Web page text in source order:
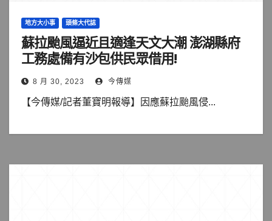
地方大小事 頭條大代誌
蘇拉颱風逼近且適逢天文大潮 澎湖縣府
工務處備有沙包供民眾借用!
8 月 30, 2023 今傳媒
【今傳媒/記者董寶明報導】因應蘇拉颱風侵...